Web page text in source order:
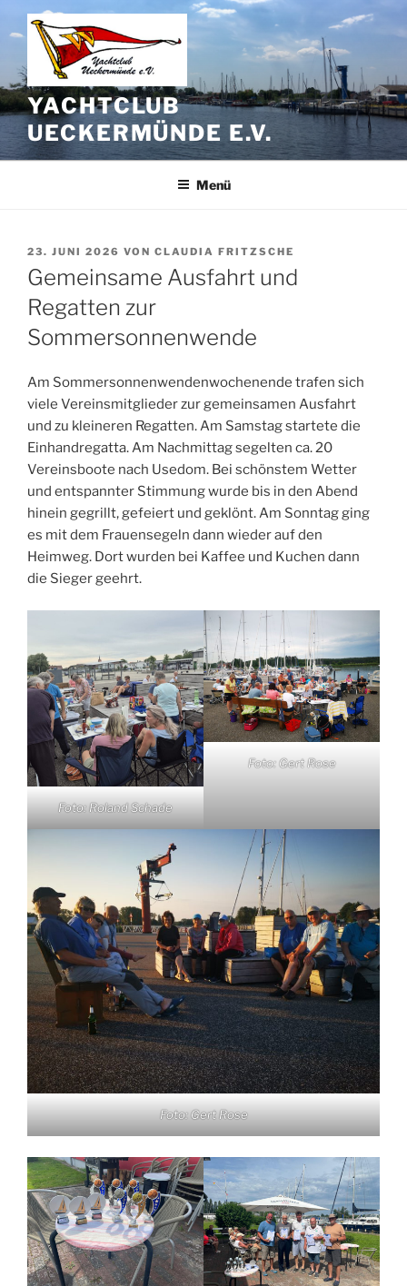
Zum
Inhalt
springen
YACHTCLUB
UECKERMÜNDE E.V.
Menü
VERÖFFENTLICHT
AM
23. JUNI 2026 VON CLAUDIA FRITZSCHE
Gemeinsame Ausfahrt und
Regatten zur
Sommersonnenwende
Am Sommersonnenwendenwochenende trafen sich
viele Vereinsmitglieder zur gemeinsamen Ausfahrt
und zu kleineren Regatten. Am Samstag startete die
Einhandregatta. Am Nachmittag segelten ca. 20
Vereinsboote nach Usedom. Bei schönstem Wetter
und entspannter Stimmung wurde bis in den Abend
hinein gegrillt, gefeiert und geklönt. Am Sonntag ging
es mit dem Frauensegeln dann wieder auf den
Heimweg. Dort wurden bei Kaffee und Kuchen dann
die Sieger geehrt.
Foto: Roland Schade
Foto: Gert Rose
Foto: Gert Rose